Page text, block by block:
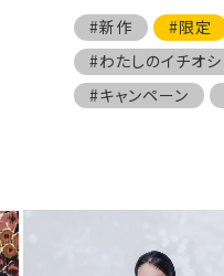
#新作 #限定
#わたしのイチオシ
#キャンペーン